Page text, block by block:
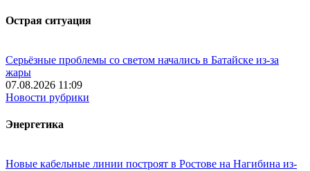
Острая ситуация
Серьёзные проблемы со светом начались в Батайске из-за
жары
07.08.2026 11:09
Новости рубрики
Энергетика
Новые кабельные линии построят в Ростове на Нагибина из-